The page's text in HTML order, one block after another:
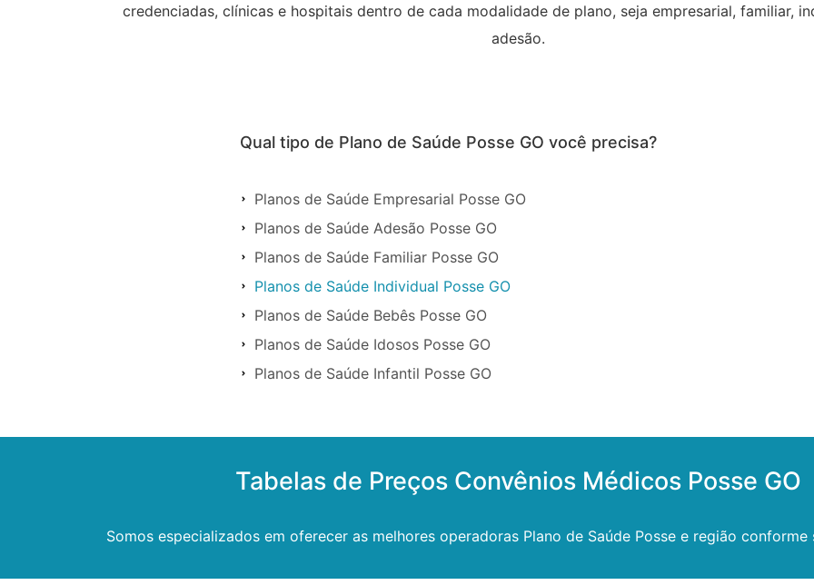
credenciadas, clínicas e hospitais dentro de cada modalidade de plano, seja empresarial, familiar,
adesão.
Qual tipo de Plano de Saúde Posse GO você precisa?
Planos de Saúde Empresarial Posse GO
Planos de Saúde Adesão Posse GO
Planos de Saúde Familiar Posse GO
Planos de Saúde Individual Posse GO
Planos de Saúde Bebês Posse GO
Planos de Saúde Idosos Posse GO
Planos de Saúde Infantil Posse GO
Tabelas de Preços Convênios Médicos Posse GO
Somos especializados em oferecer as melhores operadoras Plano de Saúde Posse e região conforme